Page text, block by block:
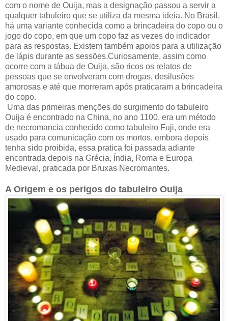
com o nome de Ouija, mas a designação passou a servir a
qualquer tabuleiro que se utiliza da mesma ideia. No Brasil,
há uma variante conhecida como a brincadeira do copo ou o
jogo do copo, em que um copo faz as vezes do indicador
para as respostas. Existem também apoios para a utilização
de lápis durante as sessões.Curiosamente, assim como
ocorre com a tábua de Ouija, são ricos os relatos de
pessoas que se envolveram com drogas, desilusões
amorosas e até que morreram após praticaram a brincadeira
do copo.
Uma das primeiras menções do surgimento do tabuleiro
Ouija é encontrado na China, no ano 1100, era um método
de necromancia conhecido como tabuleiro Fuji, onde era
usado para comunicação com os mortos, embora depois
tenha sido proibida, essa pratica foi passada adiante
encontrada depois na Grécia, Índia, Roma e Europa
Medieval, praticada por Bruxas Necromantes.
A Origem e os perigos do tabuleiro Ouija